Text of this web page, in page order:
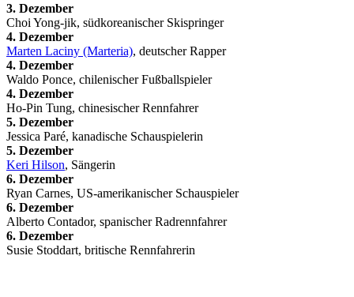
3. Dezember
Choi Yong-jik, südkoreanischer Skispringer
4. Dezember
Marten Laciny (Marteria), deutscher Rapper
4. Dezember
Waldo Ponce, chilenischer Fußballspieler
4. Dezember
Ho-Pin Tung, chinesischer Rennfahrer
5. Dezember
Jessica Paré, kanadische Schauspielerin
5. Dezember
Keri Hilson, Sängerin
6. Dezember
Ryan Carnes, US-amerikanischer Schauspieler
6. Dezember
Alberto Contador, spanischer Radrennfahrer
6. Dezember
Susie Stoddart, britische Rennfahrerin